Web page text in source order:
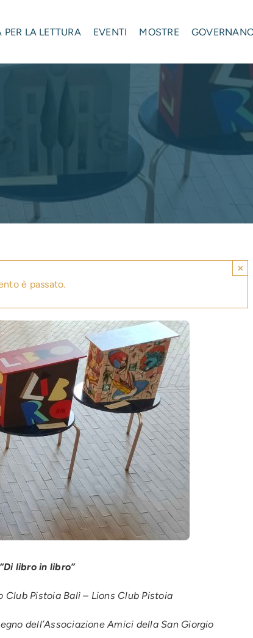
PER LA LETTURA EVENTI MOSTRE
è passato.
×
libro in libro”
Pistoia Balì – Lions Club Pistoia
dell’Associazione Amici della San Giorgio